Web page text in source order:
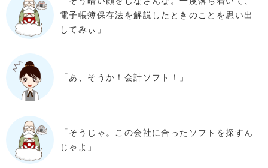
電子帳簿保存法を解説したときのことを思い出
してみぃ」
「あ、そうか！会計ソフト！」
「そうじゃ。この会社に合ったソフトを探すん
じゃよ」